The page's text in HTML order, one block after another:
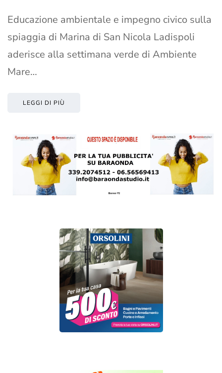
Educazione ambientale e impegno civico sulla
spiaggia di Marina di San Nicola Ladispoli
aderisce alla settimana verde di Ambiente
Mare…
LEGGI DI PIÙ